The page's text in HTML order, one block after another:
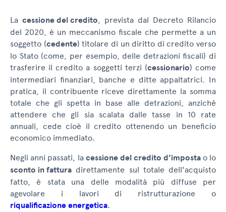
La cessione del credito, prevista dal Decreto Rilancio
del 2020, è un meccanismo fiscale che permette a un
soggetto (cedente) titolare di un diritto di credito verso
lo Stato (come, per esempio, delle detrazioni fiscali) di
trasferire il credito a soggetti terzi (cessionario) come
intermediari finanziari, banche e ditte appaltatrici. In
pratica, il contribuente riceve direttamente la somma
totale che gli spetta in base alle detrazioni, anziché
attendere che gli sia scalata dalle tasse in 10 rate
annuali, cede cioè il credito ottenendo un beneficio
economico immediato.
Negli anni passati, la cessione del credito d’impostao lo
sconto in fattura direttamente sul totale dell'acquisto
fatto, è stata una delle modalità più diffuse per
agevolare i lavori di ristrutturazione o
riqualificazione energetica.